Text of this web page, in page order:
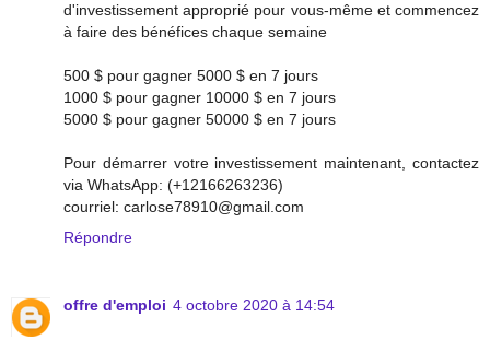
d'investissement approprié pour vous-même et commencez
à faire des bénéfices chaque semaine
500 $ pour gagner 5000 $ en 7 jours
1000 $ pour gagner 10000 $ en 7 jours
5000 $ pour gagner 50000 $ en 7 jours
Pour démarrer votre investissement maintenant, contactez
via WhatsApp: (+12166263236)
courriel: carlose78910@gmail.com
Répondre
offre d'emploi 4 octobre 2020 à 14:54